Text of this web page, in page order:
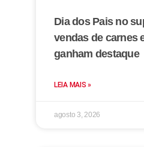
Dia dos Pais no
vendas de carnes
ganham destaque
LEIA MAIS »
agosto 3, 2026